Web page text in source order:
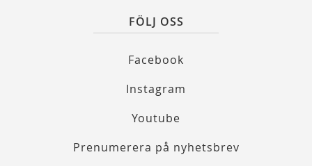
FÖLJ OSS
Facebook
Instagram
Youtube
Prenumerera på nyhetsbrev